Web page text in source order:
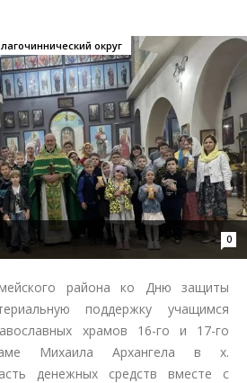
0
округ
района ко Дню защиты
поддержку учащимся
храмов 16-го и 17-го
Михаила Архангела в х.
денежных средств вместе с